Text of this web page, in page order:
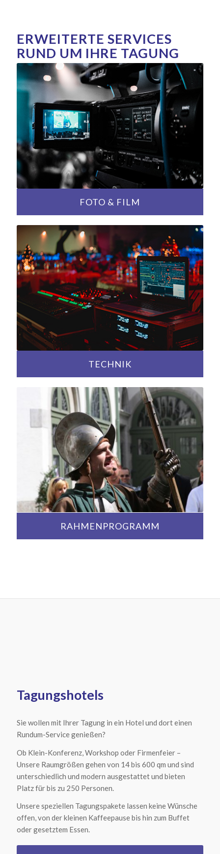
ERWEITERTE SERVICES
RUND UM IHRE TAGUNG
FOTO & FILM
TECHNIK
RAHMENPROGRAMM
Tagungshotels
Sie wollen mit Ihrer Tagung in ein Hotel und dort einen
Rundum-Service genießen?
Ob Klein-Konferenz, Workshop oder Firmenfeier –
Unsere Raumgrößen gehen von 14 bis 600 qm und sind
unterschiedlich und modern ausgestattet und bieten
Platz für bis zu 250 Personen.
Unsere speziellen Tagungspakete lassen keine Wünsche
offen, von der kleinen Kaffeepause bis hin zum Buffet
oder gesetztem Essen.